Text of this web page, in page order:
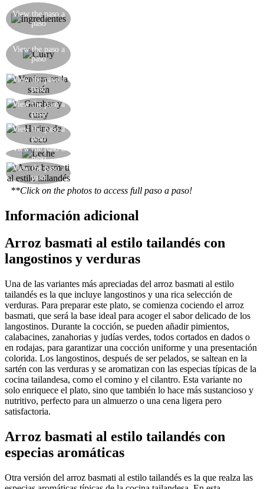
View the paso a
paso
View the paso a
paso
View the paso a
paso
View the paso a
paso
View the paso a
paso
View the paso a
paso
View the paso a
paso
**Click on the photos to access full paso a paso!
Información adicional
Arroz basmati al estilo tailandés con
langostinos y verduras
Una de las variantes más apreciadas del arroz basmati al estilo
tailandés es la que incluye langostinos y una rica selección de
verduras. Para preparar este plato, se comienza cociendo el arroz
basmati, que será la base ideal para acoger el sabor delicado de los
langostinos. Durante la cocción, se pueden añadir pimientos,
calabacines, zanahorias y judías verdes, todos cortados en dados o
en rodajas, para garantizar una cocción uniforme y una presentación
colorida. Los langostinos, después de ser pelados, se saltean en la
sartén con las verduras y se aromatizan con las especias típicas de la
cocina tailandesa, como el comino y el cilantro. Esta variante no
solo enriquece el plato, sino que también lo hace más sustancioso y
nutritivo, perfecto para un almuerzo o una cena ligera pero
satisfactoria.
Arroz basmati al estilo tailandés con
especias aromáticas
Otra versión del arroz basmati al estilo tailandés es la que realza las